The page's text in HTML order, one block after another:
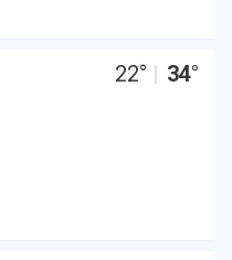
22° | 34°